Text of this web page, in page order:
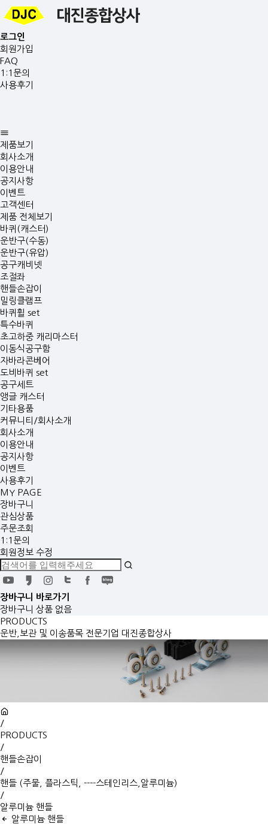
로그인
회원가입
FAQ
1:1문의
사용후기
제품보기
회사소개
이용안내
공지사항
이벤트
고객센터
제품 전체보기
바퀴(캐스터)
운반구(수동)
운반구(유압)
공구캐비넷
조절좌
핸들손잡이
밀링클램프
바퀴휠 set
특수바퀴
초고하중 캐리마스터
이동식공구함
자바라콘베어
도비바퀴 set
공구세트
앵글 캐스터
기타용품
커뮤니티/회사소개
회사소개
이용안내
공지사항
이벤트
사용후기
MY PAGE
장바구니
관심상품
주문조회
1:1문의
회원정보 수정
장바구니 바로가기
장바구니 상품 없음
PRODUCTS
운반,보관 및 이송품목 전문기업 대진종합상사
/
PRODUCTS
/
핸들손잡이
/
핸들 (주물, 플라스틱, ----스테인리스,알루미늄)
/
알루미늄 핸들
알루미늄 핸들